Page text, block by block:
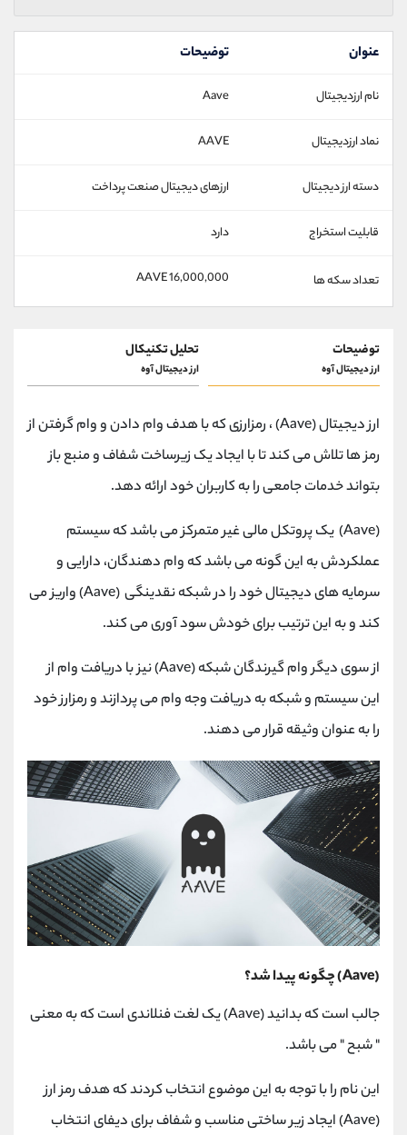
عنوان توضیحات
نام ارزدیجیتال Aave
نماد ارزدیجیتال AAVE
دسته ارز دیجیتال ارزهای دیجیتال صنعت پرداخت
قابلیت استخراج دارد
تعداد سکه ها 16,000,000 AAVE
توضیحات
ارز دیجیتال آوه
تحلیل تکنیکال
ارز دیجیتال آوه
ارز دیجیتال (Aave) ، رمزارزی که با هدف وام دادن و وام گرفتن از
رمز ها تلاش می کند تا با ایجاد یک زیرساخت شفاف و منبع باز
بتواند خدمات جامعی را به کاربران خود ارائه دهد.
(Aave) یک پروتکل مالی غیر متمرکز می باشد که سیستم
عملکردش به این گونه می باشد که وام دهندگان، دارایی و
سرمایه های دیجیتال خود را در شبکه نقدینگی (Aave) واریز می
کند و به این ترتیب برای خودش سود آوری می کند.
از سوی دیگر وام گیرندگان شبکه (Aave) نیز با دریافت وام از
این سیستم و شبکه به دریافت وجه وام می پردازند و رمزارز خود
را به عنوان وثیقه قرار می دهند.
(Aave) چگونه پیدا شد؟
جالب است که بدانید (Aave) یک لغت فنلاندی است که به معنی
" شبح " می باشد.
این نام را با توجه به این موضوع انتخاب کردند که هدف رمز ارز
(Aave) ایجاد زیر ساختی مناسب و شفاف برای دیفای انتخاب